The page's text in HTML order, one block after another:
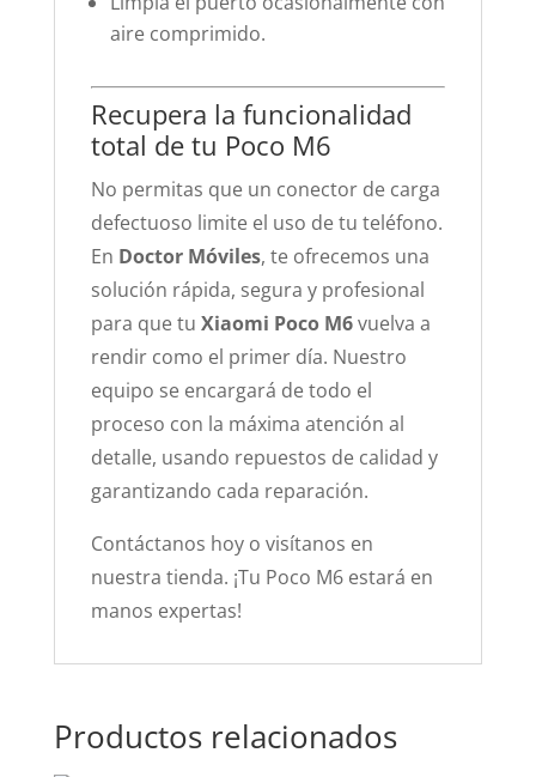
aire comprimido.
Recupera la funcionalidad
total de tu Poco M6
No permitas que un conector de carga
defectuoso limite el uso de tu teléfono.
En Doctor Móviles, te ofrecemos una
solución rápida, segura y profesional
para que tu Xiaomi Poco M6vuelva a
rendir como el primer día. Nuestro
equipo se encargará de todo el
proceso con la máxima atención al
detalle, usando repuestos de calidad y
garantizando cada reparación.
Contáctanos hoy o visítanos en
nuestra tienda. ¡Tu Poco M6 estará en
manos expertas!
Productos relacionados